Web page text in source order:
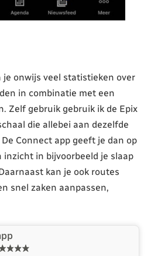
onwijs veel statistieken over
in combinatie met een
Zelf gebruik gebruik ik de Epix
die allebei aan dezelfde
Connect app geeft je dan op
in bijvoorbeeld je slaap
kan je ook routes
snel zaken aanpassen,